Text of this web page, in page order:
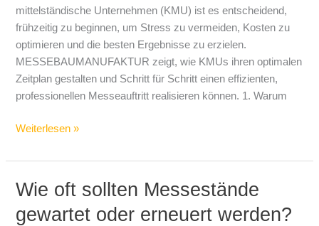
mittelständische Unternehmen (KMU) ist es entscheidend,
frühzeitig zu beginnen, um Stress zu vermeiden, Kosten zu
optimieren und die besten Ergebnisse zu erzielen.
MESSEBAUMANUFAKTUR zeigt, wie KMUs ihren optimalen
Zeitplan gestalten und Schritt für Schritt einen effizienten,
professionellen Messeauftritt realisieren können. 1. Warum
mit
der
Planung
beginnen
sollten
Weiterlesen »
Wie oft sollten Messestände
gewartet oder erneuert werden?
Wie
sollten